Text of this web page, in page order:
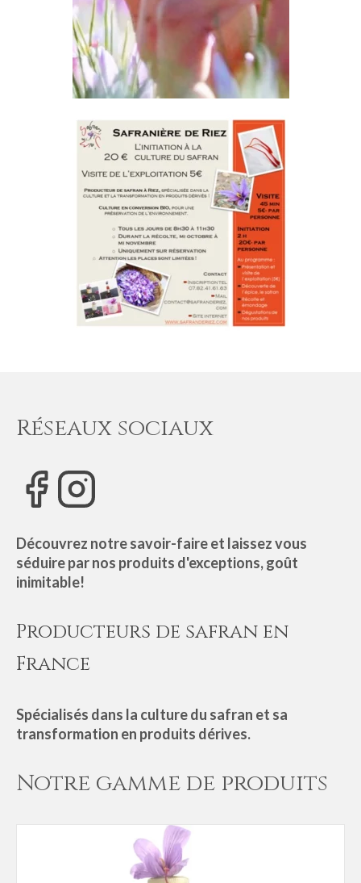
Galerie
Réseaux sociaux
Découvrez notre savoir-faire et laissez vous
séduire par nos produits d'exceptions, goût
inimitable!
Producteurs de safran en
France
Spécialisés dans la culture du safran et sa
transformation en produits dérives.
Notre gamme de produits